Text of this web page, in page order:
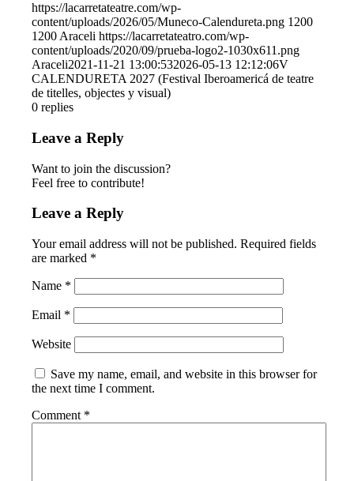
https://lacarretateatre.com/wp-
content/uploads/2026/05/Muneco-Calendureta.png 1200
1200 Araceli https://lacarretateatro.com/wp-
content/uploads/2020/09/prueba-logo2-1030x611.png
Araceli2021-11-21 13:00:532026-05-13 12:12:06V
CALENDURETA 2027 (Festival Iberoamericá de teatre
de titelles, objectes y visual)
0 replies
Leave a Reply
Want to join the discussion?
Feel free to contribute!
Leave a Reply
Your email address will not be published. Required fields
are marked *
Name *
Email *
Website
Save my name, email, and website in this browser for
the next time I comment.
Comment *